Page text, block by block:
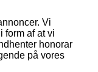
Vi
form af at vi
honorar
på vores